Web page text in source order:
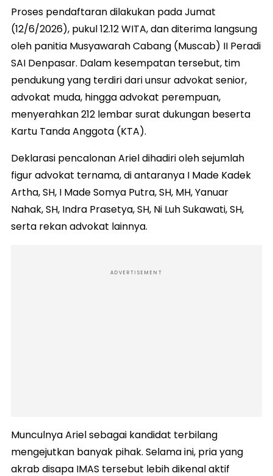
Proses pendaftaran dilakukan pada Jumat
(12/6/2026), pukul 12.12 WITA, dan diterima langsung
oleh panitia Musyawarah Cabang (Muscab) II Peradi
SAI Denpasar. Dalam kesempatan tersebut, tim
pendukung yang terdiri dari unsur advokat senior,
advokat muda, hingga advokat perempuan,
menyerahkan 212 lembar surat dukungan beserta
Kartu Tanda Anggota (KTA).
Deklarasi pencalonan Ariel dihadiri oleh sejumlah
figur advokat ternama, di antaranya I Made Kadek
Artha, SH, I Made Somya Putra, SH, MH, Yanuar
Nahak, SH, Indra Prasetya, SH, Ni Luh Sukawati, SH,
serta rekan advokat lainnya.
ADVERTISEMENT
Munculnya Ariel sebagai kandidat terbilang
mengejutkan banyak pihak. Selama ini, pria yang
akrab disapa IMAS tersebut lebih dikenal aktif